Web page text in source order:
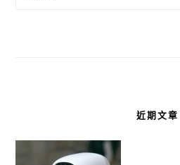
近期文章